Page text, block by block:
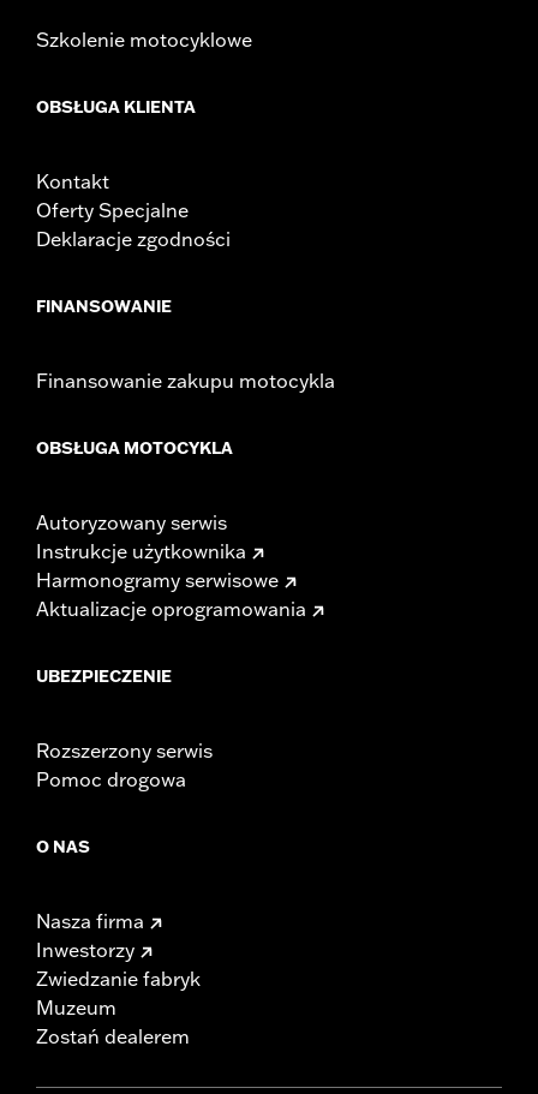
Szkolenie motocyklowe
OBSŁUGA KLIENTA
Kontakt
Oferty Specjalne
Deklaracje zgodności
FINANSOWANIE
Finansowanie zakupu motocykla
OBSŁUGA MOTOCYKLA
Autoryzowany serwis
Instrukcje użytkownika
Harmonogramy serwisowe
Aktualizacje oprogramowania
UBEZPIECZENIE
Rozszerzony serwis
Pomoc drogowa
O NAS
Nasza firma
Inwestorzy
Zwiedzanie fabryk
Muzeum
Zostań dealerem